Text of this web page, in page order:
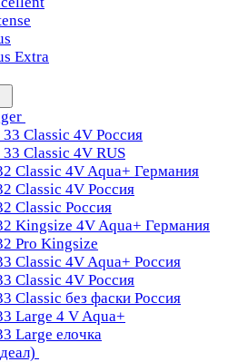
Extra
33 Classic 4V Россия
33 Classic 4V RUS
Classic 4V Aqua+ Германия
Classic 4V Россия
Classic Россия
Kingsize 4V Aqua+ Германия
Pro Kingsize
Classic 4V Aqua+ Россия
Classic 4V Россия
Classic без фаски Россия
Large 4 V Aqua+
Large елочка